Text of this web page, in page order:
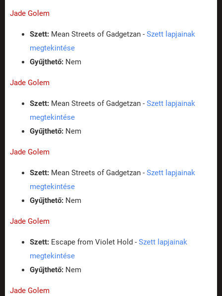
Jade Golem
Szett: Mean Streets of Gadgetzan - Szett lapjainak
megtekintése
Gyűjthető: Nem
Jade Golem
Szett: Mean Streets of Gadgetzan - Szett lapjainak
megtekintése
Gyűjthető: Nem
Jade Golem
Szett: Mean Streets of Gadgetzan - Szett lapjainak
megtekintése
Gyűjthető: Nem
Jade Golem
Szett: Escape from Violet Hold - Szett lapjainak
megtekintése
Gyűjthető: Nem
Jade Golem